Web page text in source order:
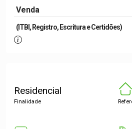
Venda
(ITBI, Registro, Escritura e Certidões)
Residencial
Finalidade